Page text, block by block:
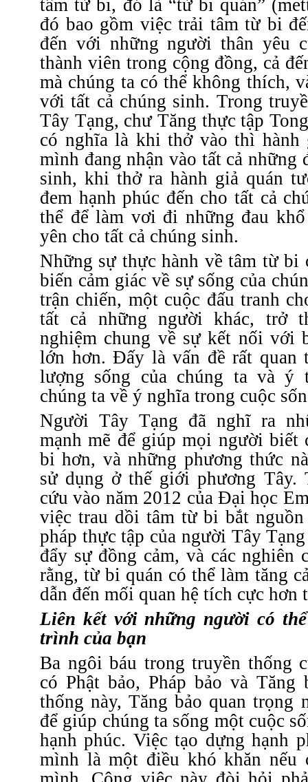
tâm từ bi, đó là “từ bi quán”
đó bao gồm việc trải tâm từ bi
đến với những người thân yêu
thành viên trong cộng đồng, cả
mà chúng ta có thể không thích,
với tất cả chúng sinh. Trong
Tây Tạng, chư Tăng thực tập
có nghĩa là khi thở vào thì hành
mình đang nhận vào tất cả những
sinh, khi thở ra hành giả quán
đem hạnh phúc đến cho tất cả
thể để làm vơi đi những đau
yên cho tất cả chúng sinh.
Những sự thực hành về tâm từ bi
biến cảm giác về sự sống của
trận chiến, một cuộc đấu tranh
tất cả những người khác, trở
nghiệm chung về sự kết nối với
lớn hơn.Đấy là vấn đề rất quan
lượng sống của chúng ta và ý
chúng ta về ý nghĩa trong cuộc
Người Tây Tạng đã nghĩ ra
mạnh mẽ để giúp mọi người biết
bi hơn, và những phương thức
sử dụng ở thế giới phương Tây.
cứu vào năm 2012 của Đại học
việc trau dồi tâm từ bi bắt
pháp thực tập của người Tây
đẩy sự đồng cảm, và các nghiên
rằng, từ bi quán có thể làm tăng
dẫn đến mối quan hệ tích cực hơn
Liên kết với những người có
trình của bạn
Ba ngôi báu trong truyền thống
có Phật bảo, Pháp bảo và Tăng
thống này, Tăng bảo quan
để giúp chúng ta sống một cuộc
hạnh phúc. Việc tạo dựng hạnh
mình là một điều khó khăn nếu